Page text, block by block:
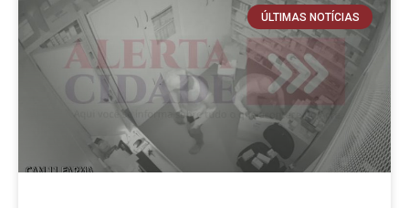
ÚLTIMAS NOTÍCIAS